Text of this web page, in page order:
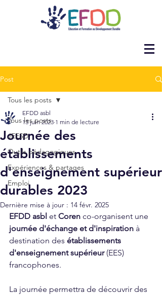
Post
Tous les posts
JEESD
Outils pédagogiques
Expériences & partages
Emploi
Tous les posts
Journée des
établissements
d'enseignement supérieur
durables 2023
EFDD asbl
13 juin 2023 1 min de lecture
Dernière mise à jour : 14 févr. 2025
EFDD asbl et Coren co-organisent une
journée d'échange et d'inspiration à
destination des établissements
d'enseignement supérieur (EES)
francophones.
La journée permettra de découvrir des